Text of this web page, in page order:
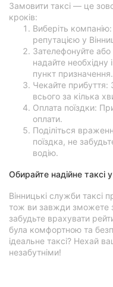
Замовити таксі — це
кроків:
Виберіть
репутацією у
Зателефонуйте
надайте
пункт призначення.
Чекайте прибуття:
всього за кілька
Оплата поїздки:
оплати.
Поділіться
поїздка, не
водію.
Обирайте надійне таксі у
Вінницькі служби таксі
тож ви завжди зможете
забудьте врахувати
була комфортною та
ідеальне таксі? Нехай
незабутніми!